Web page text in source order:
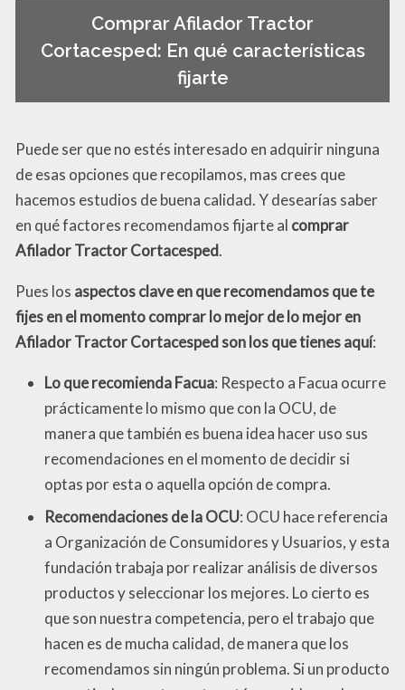
Comprar Afilador Tractor
Cortacesped: En qué características
fijarte
Puede ser que no estés interesado en adquirir ninguna
de esas opciones que recopilamos, mas crees que
hacemos estudios de buena calidad. Y desearías saber
en qué factores recomendamos fijarte al comprar
Afilador Tractor Cortacesped.
Pues los aspectos clave en que recomendamos que te
fijes en el momento comprar lo mejor de lo mejor en
Afilador Tractor Cortacesped son los que tienes aquí:
Lo que recomienda Facua: Respecto a Facua ocurre
prácticamente lo mismo que con la OCU, de
manera que también es buena idea hacer uso sus
recomendaciones en el momento de decidir si
optas por esta o aquella opción de compra.
Recomendaciones de la OCU: OCU hace referencia
a Organización de Consumidores y Usuarios, y esta
fundación trabaja por realizar análisis de diversos
productos y seleccionar los mejores. Lo cierto es
que son nuestra competencia, pero el trabajo que
hacen es de mucha calidad, de manera que los
recomendamos sin ningún problema. Si un producto